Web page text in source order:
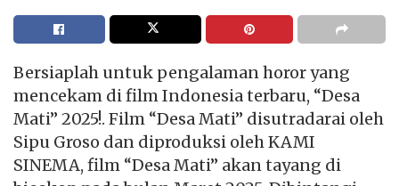
Bersiaplah untuk pengalaman horor yang
mencekam di film Indonesia terbaru, “Desa
Mati” 2025!. Film “Desa Mati” disutradarai oleh
Sipu Groso dan diproduksi oleh KAMI
SINEMA, film “Desa Mati” akan tayang di